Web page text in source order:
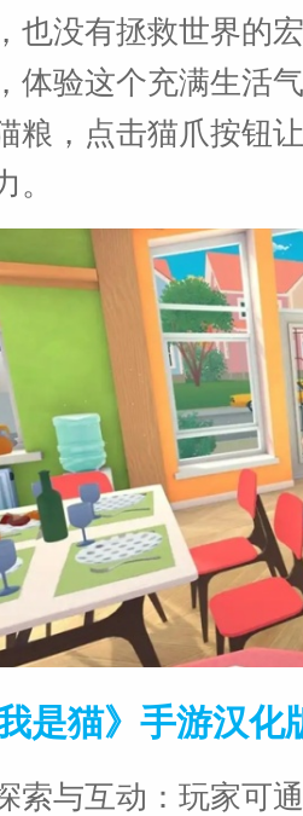
也没有拯救世界的
体验这个充满生活
粮，点击猫爪按钮
。
我是猫》手游汉化
索与互动：玩家可